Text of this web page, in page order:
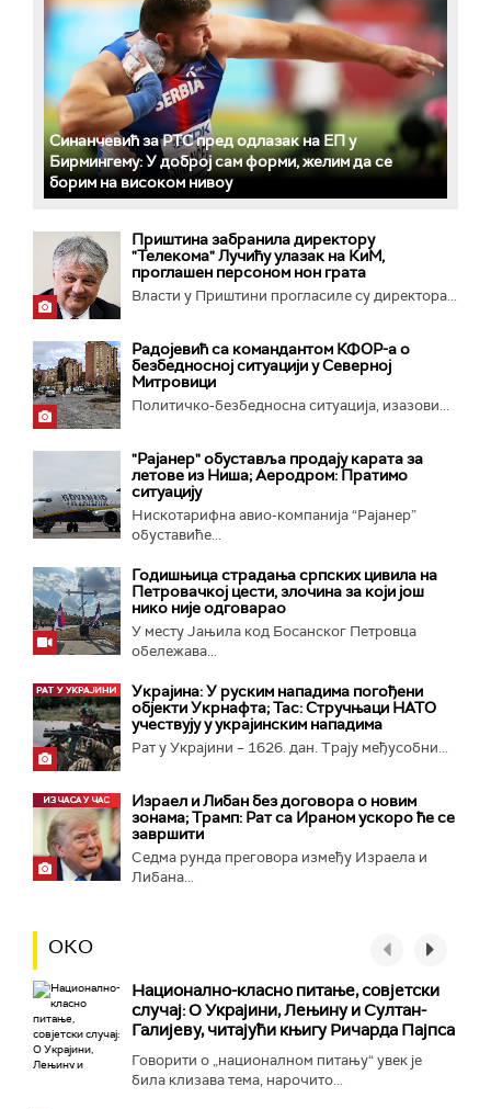
Синанчевић за РТС пред одлазак на ЕП у
Бирмингему: У доброј сам форми, желим да се
борим на високом нивоу
Приштина забранила директору
"Телекома" Лучићу улазак на КиМ,
проглашен персоном нон грата
Власти у Приштини прогласиле су директора...
Радојевић са командантом КФОР-а о
безбедносној ситуацији у Северној
Митровици
Политичко-безбедносна ситуација, изазови...
"Рајанер" обуставља продају карата за
летове из Ниша; Аеродром: Пратимо
ситуацију
Нискотарифна авио-компанија “Рајанер”
обуставиће...
Годишњица страдања српских цивила на
Петровачкој цести, злочина за који још
нико није одговарао
У месту Јањила код Босанског Петровца
обележава...
Украјина: У руским нападима погођени
објекти Укрнафта; Тас: Стручњаци НАТО
учествују у украјинским нападима
Рат у Украјини – 1626. дан. Трају међусобни...
Израел и Либан без договора о новим
зонама; Трамп: Рат са Ираном ускоро ће се
завршити
Седма рунда преговора између Израела и
Либана...
ОКО
Национално-класнo питање, совјетски
случај: О Украјини, Лењину и Султан-
Галијеву, читајући књигу Ричарда Пајпса
Говорити о „националном питању“ увек је
била клизава тема, нарочито...